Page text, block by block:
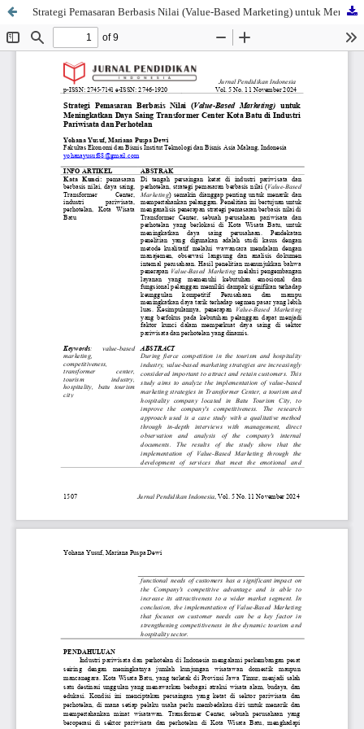
Strategi Pemasaran Berbasis Nilai (Value-Based Marketing) untuk Meningkatkan Daya Saing Transformer Center Kota Batu di Industri Pariwisata dan Perhotelan